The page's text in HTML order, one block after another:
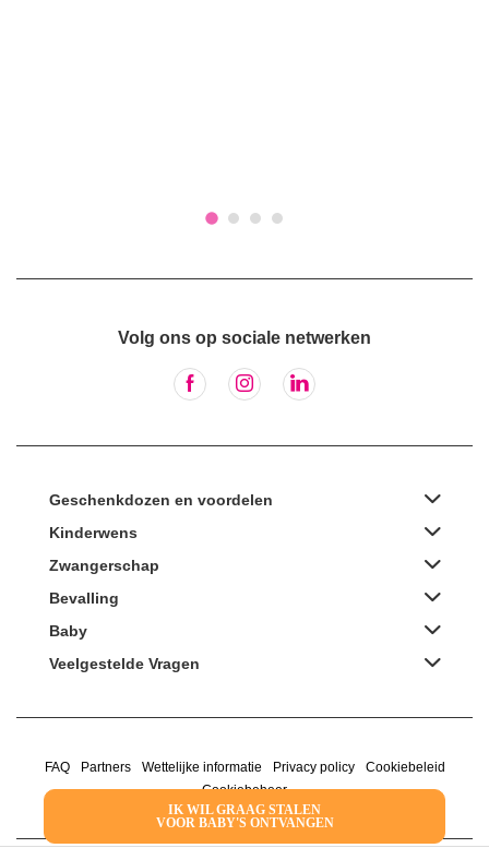
IK WIL GRAAG STALEN
VOOR BABY'S ONTVANGEN
Volg ons op sociale netwerken
Geschenkdozen en voordelen
Kinderwens
Zwangerschap
Bevalling
Baby
Veelgestelde Vragen
FAQ Partners Wettelijke informatie Privacy policy
Cookiebeleid
Cookiebeheer